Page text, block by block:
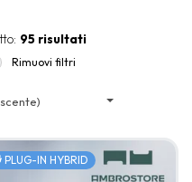
95 risultati
Rimuovi filtri
PLUG-IN HYBRID